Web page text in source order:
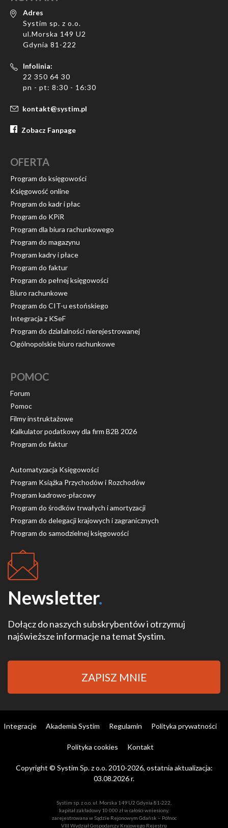
Adres
Systim sp. z o.o.
ul.Morska 149 U2
Gdynia 81-222
Infolinia:
22 350 64 30
pn - pt: 8:30 - 16:30
kontakt@systim.pl
Zobacz Fanpage
OFERTA
Program do księgowości
Księgowość online
Program do kadr i płac
Program do KPiR
Program dla biura rachunkowego
Program do magazynu
Program kadry i płace
Program do faktur
Program do pełnej księgowości
Biuro rachunkowe
Program do CIT-u estońskiego
Integracja z KSeF
Program do działalności nierejestrowanej
Ogólnopolskie biuro rachunkowe
POMOC
Forum
Pomoc
Filmy instruktażowe
Kalkulator podatkowy dla firm B2B 2026
Program do faktur
Automatyzacja Księgowości
Program Książka Przychodów i Rozchodów
Program kadrowo-płacowy
Program do środków trwałych i amortyzacji
Program do delegacji krajowych i zagranicznych
Program do samodzielnej księgowości
Newsletter.
Dołącz do naszych subskrybentów i otrzymuj
najświeższe informacje na temat Systim.
ZAPISZ MNIE
Integracje Akademia Systim Regulamin Polityka prywatności
Polityka cookies Kontakt
Copyright © Systim Sp. z o.o. 2010-2026, ostatnia aktualizacja:
03.08.2026 r.
Systim sp. z o.o. ul. Morska 149 U2 Gdynia 81-222,
kapitał zakładowy 10 000 zł w całości wniesiony,
zarejestrowana w Sądzie Rejonowym Gdańsk – Północ
VIII Wydział Gospodarczy Krajowego Rejestru